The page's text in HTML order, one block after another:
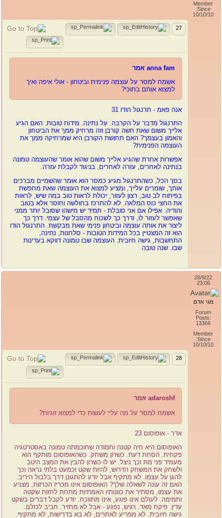
Member
Since:
10/10/10
27
anna fam אמר
אשמח למסר על עוצמה פנימית וביטחון - אולי איפה ואיך
למצוא אותם בתוכי?
אנה פאמ - תרנגול הודו 31
התרנגול מדבר על הקרבה. על נתינה. מידות טובות. האם הגיע
אלייך משום שאת חשה קורבן וזה מרחיק ממך את הביטחון
והאמון בעצמך? האם תחושת הקורבן היא שמרחיקה ממך את
העוצמה הפנימית?
אפשרות אחרת שהגיע אלייך משום שהוא אומר שהעוצמה טמונה
בנתינה לאחרים, עזרה לאחרים, בניגוד לקבלת עזרה.
בסך הכל, כשהתרנגול מגיע כמסר הוא אומר שהשמיים מברכים
אותך, שומרים עלייך, ומציע למצוא את העוצמה שאת מחפשת
בפיתוח לב טוב, רצון לעזור, יכולת לראות טוב במה שיש, לראות
את החצי כוס המלאה. לא להתרכז בחולשה וחוסר אלא בטוב
והודיה. אפילו אם אני סובלת - תמיד יש מישהו שסובל יותר ממני
שאפשר לעזור לו, ודרך כך לשכוח מהסבל של עצמי. דרך כך
ליצור את אותה עוצמה וביטחון פנימי שאת מבקשת. התרנגול הודו
הוא זה המצטיין בכל המידות הטובות - סלחנות, נתינה,
התחשבות, גישה חיובית. העוצמה שבו טמונה דווקא בעדינות
שבו. שנה טובה
26/9/22
23:06
מגי אדם
Forum
Posts:
13366
Member
Since:
10/10/10
28
adaroshf אמר
אשמח למסר על מה עליי לעשות כדי למצוא זוגיות?
אדר - אופוסום 23
האופוסום היא חיה קטנה וחמודה שחוכמתה טמונה באסטרטגיה
פקחית. הסחת דעת. כשרון משחק. כשהאופוסום מותקף הוא
מעמיד פני מת וכך ניצל. יש לו כשרון להבין את המצב היטב
ולשחק את המשחק הדרוש, להיות שקט וכמעט בלתי נראה וכך
להגן על עצמו. לא מתקיף אבל יודע להתגונן דרך בלבול היריב.
האם זה עונה לשאלה שלך? האופוסום אינו מכריז הכרזות, מצניע
את עצמו, מסתיר את כוונותיו האמתיות מתחת לחזות שקטה
ותמימה. לעולם אינו פוגע, אינו מתווכח. יודע לקבל דברים בשקט
עדין. פיקח מאד. רגיש, נפגע - אבל לא מחזיר. חביב לכולם.
גישה חיובית. לא מפריע לאחרים, לא בא בדרישות, לא מתקיף.